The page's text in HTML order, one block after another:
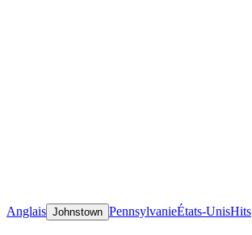
Anglais Johnstown PennsylvanieÉtats-UnisHits